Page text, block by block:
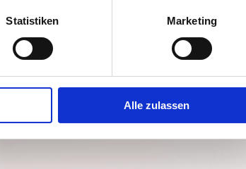
Statistiken Marketing
Alle zulassen